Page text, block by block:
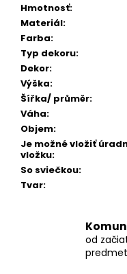
Hmotnosť:
Materiál:
Farba:
Typ dekoru:
Dekor:
Výška:
Šířka/ průměr:
Váha:
Objem:
Je možné vložiť
vložku:
So sviečkou:
Tvar:
od
ú
č
a
m
e
OVÁLIK
SO
ZIRKÓNMI
€159